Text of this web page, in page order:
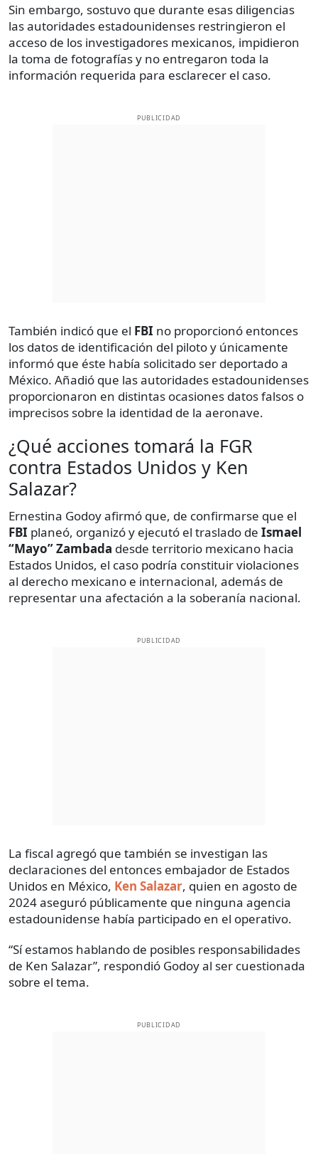
Sin embargo, sostuvo que durante esas diligencias
las autoridades estadounidenses restringieron el
acceso de los investigadores mexicanos, impidieron
la toma de fotografías y no entregaron toda la
información requerida para esclarecer el caso.
PUBLICIDAD
También indicó que el FBI no proporcionó entonces
los datos de identificación del piloto y únicamente
informó que éste había solicitado ser deportado a
México. Añadió que las autoridades estadounidenses
proporcionaron en distintas ocasiones datos falsos o
imprecisos sobre la identidad de la aeronave.
¿Qué acciones tomará la FGR
contra Estados Unidos y Ken
Salazar?
Ernestina Godoy afirmó que, de confirmarse que el
FBI planeó, organizó y ejecutó el traslado de Ismael
“Mayo” Zambada desde territorio mexicano hacia
Estados Unidos, el caso podría constituir violaciones
al derecho mexicano e internacional, además de
representar una afectación a la soberanía nacional.
PUBLICIDAD
La fiscal agregó que también se investigan las
declaraciones del entonces embajador de Estados
Unidos en México, Ken Salazar, quien en agosto de
2024 aseguró públicamente que ninguna agencia
estadounidense había participado en el operativo.
“Sí estamos hablando de posibles responsabilidades
de Ken Salazar”, respondió Godoy al ser cuestionada
sobre el tema.
PUBLICIDAD